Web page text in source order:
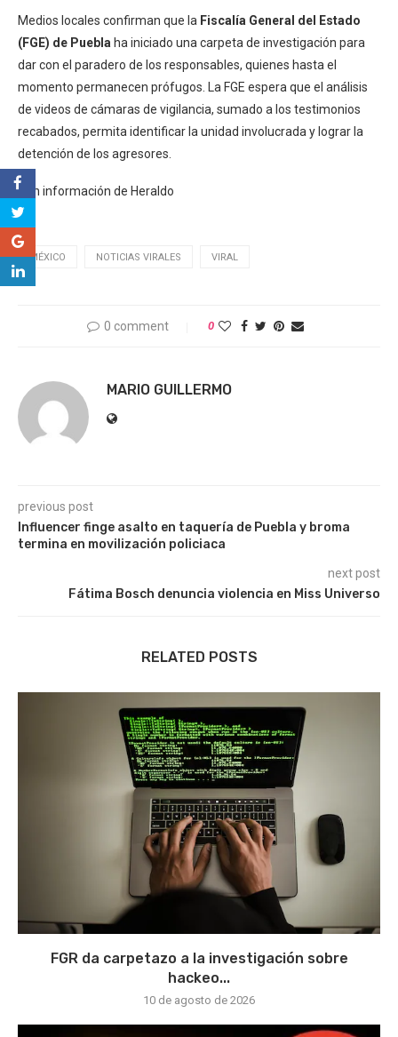
Medios locales confirman que la Fiscalía General del Estado
(FGE) de Puebla ha iniciado una carpeta de investigación para
dar con el paradero de los responsables, quienes hasta el
momento permanecen prófugos. La FGE espera que el análisis
de videos de cámaras de vigilancia, sumado a los testimonios
recabados, permita identificar la unidad involucrada y lograr la
detención de los agresores.
Con información de Heraldo
MÉXICO NOTICIAS VIRALES VIRAL
0 comment 0
MARIO GUILLERMO
previous post
Influencer finge asalto en taquería de Puebla y broma
termina en movilización policiaca
next post
Fátima Bosch denuncia violencia en Miss Universo
RELATED POSTS
FGR da carpetazo a la investigación sobre
hackeo...
10 de agosto de 2026